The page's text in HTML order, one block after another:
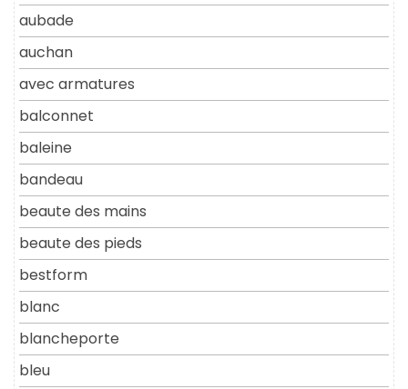
aubade
auchan
avec armatures
balconnet
baleine
bandeau
beaute des mains
beaute des pieds
bestform
blanc
blancheporte
bleu